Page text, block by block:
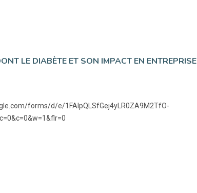
LE DIABÈTE ET SON IMPACT EN ENTREPRISE
forms/d/e/1FAIpQLSfGej4yLR0ZA9M2TfO-